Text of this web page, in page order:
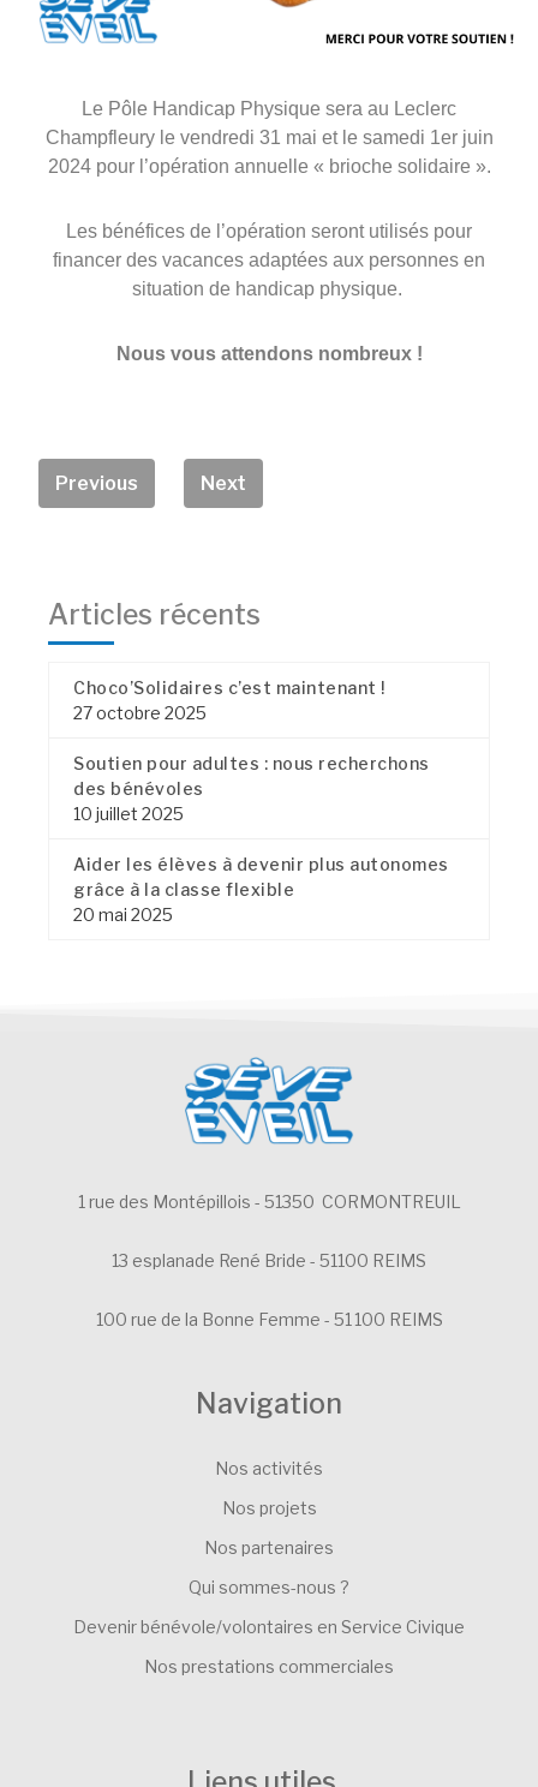
Le Pôle Handicap Physique sera au Leclerc
Champfleury le vendredi 31 mai et le samedi 1er juin
2024 pour l’opération annuelle « brioche solidaire ».
Les bénéfices de l’opération seront utilisés pour
financer des vacances adaptées aux personnes en
situation de handicap physique.
Nous vous attendons nombreux !
Previous Next
Articles récents
Choco’Solidaires c’est maintenant !
27 octobre 2025
Soutien pour adultes : nous recherchons
des bénévoles
10 juillet 2025
Aider les élèves à devenir plus autonomes
grâce à la classe flexible
20 mai 2025
1 rue des Montépillois - 51350 CORMONTREUIL
13 esplanade René Bride - 51100 REIMS
100 rue de la Bonne Femme - 51 100 REIMS
Navigation
Nos activités
Nos projets
Nos partenaires
Qui sommes-nous ?
Devenir bénévole/volontaires en Service Civique
Nos prestations commerciales